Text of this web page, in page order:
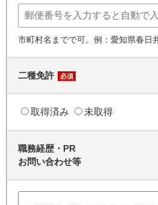
市町村名までで可。例：愛知県春日
二種免許 必須
取得済み 未取得
職務経歴・PR
お問い合わせ等